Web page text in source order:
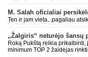
laurynas ikalbins
Ten ir jam vieta...pagaliau
„Žalgiris“ neturėjo šansų
Roką Pukštą reikia
minimum TOP 2 žaidėjas